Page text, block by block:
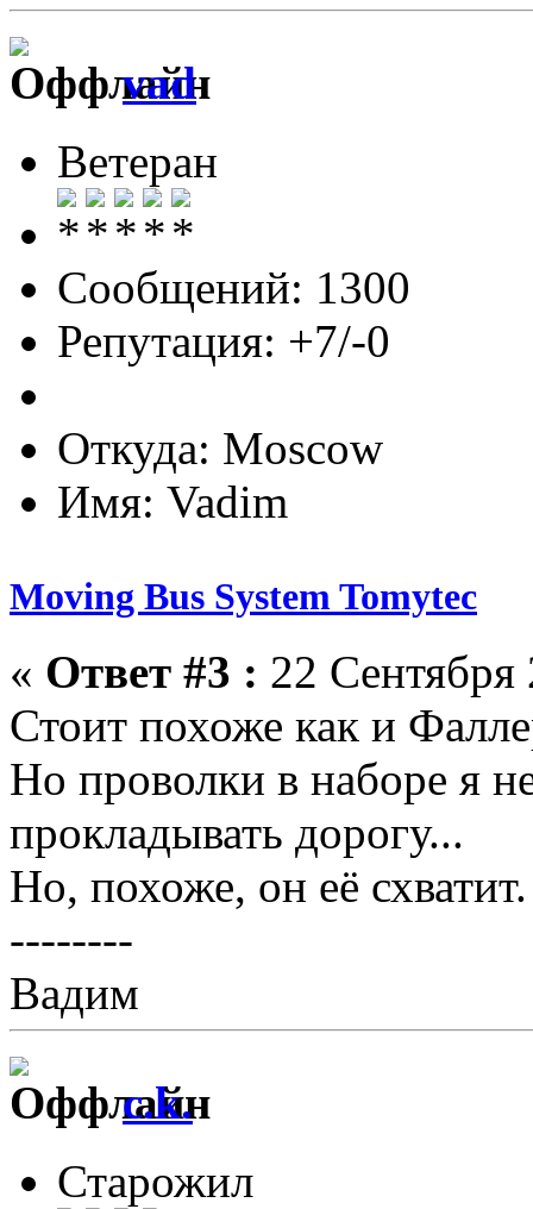
vad
Ветеран
Сообщений: 1300
Репутация: +7/-0
Откуда: Moscow
Имя: Vadim
Moving Bus System Tomytec
« Ответ #3 : 22
Стоит похоже как и
Но проволки в наборе я
прокладывать дорогу...
Но, похоже, он её схватит.
--------
Вадим
c.k.
Старожил